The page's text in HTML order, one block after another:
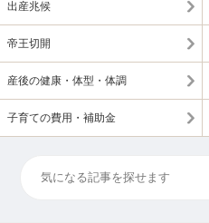
出産兆候
帝王切開
産後の健康・体型・体調
子育ての費用・補助金